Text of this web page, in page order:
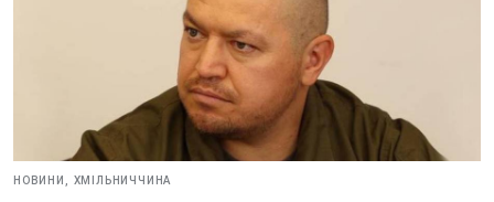
НОВИНИ, ХМІЛЬНИЧЧИНА